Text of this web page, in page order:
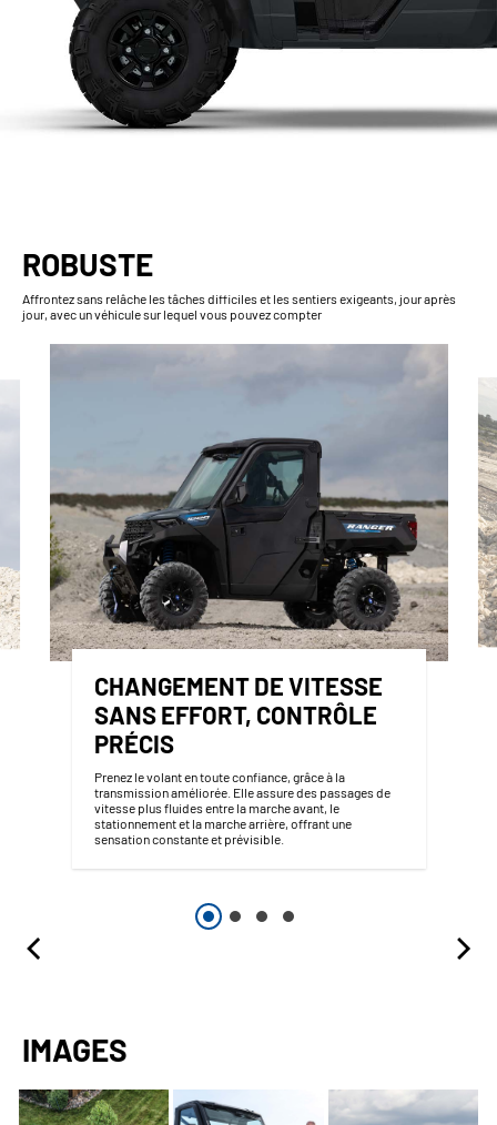
ROBUSTE
Affrontez sans relâche les tâches difficiles et les sentiers exigeants, jour après
jour, avec un véhicule sur lequel vous pouvez compter
CHANGEMENT DE VITESSE
SANS EFFORT, CONTRÔLE
PRÉCIS
Prenez le volant en toute confiance, grâce à la
transmission améliorée. Elle assure des passages de
vitesse plus fluides entre la marche avant, le
stationnement et la marche arrière, offrant une
sensation constante et prévisible.
IMAGES